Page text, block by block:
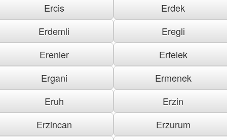
Ercis
Erdek
Erdemli
Eregli
Erenler
Erfelek
Ergani
Ermenek
Eruh
Erzin
Erzincan
Erzurum